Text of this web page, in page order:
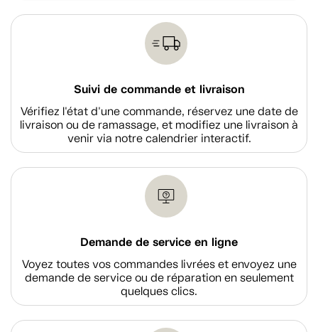
Suivi de commande et livraison
Vérifiez l'état d'une commande, réservez une date de
livraison ou de ramassage, et modifiez une livraison à
venir via notre calendrier interactif.
Demande de service en ligne
Voyez toutes vos commandes livrées et envoyez une
demande de service ou de réparation en seulement
quelques clics.